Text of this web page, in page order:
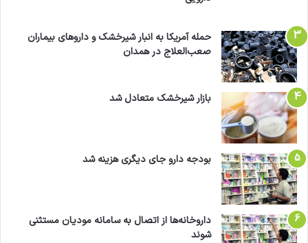
آن را به موقع، به اندازه و آگاهانه استفاده کنید.
بیماری های غیرواگیر، تغذیه،
حمله آمریکا به انبار شیرخشک و داروهای بیماران
صعب‌العلاج در همدان
بازار شیرخشک متعادل شد
بودجه دارو جای دیگری هزینه شد
داروخانه‌ها از اتصال به سامانه مودیان مستثنی
شوند